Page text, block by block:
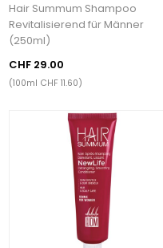
Hair Summum Shampoo
Revitalisierend für Männer
(250ml)
CHF 29.00
(100ml CHF 11.60)